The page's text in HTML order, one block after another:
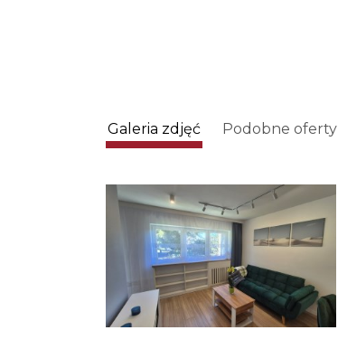
Galeria zdjęć Podobne oferty